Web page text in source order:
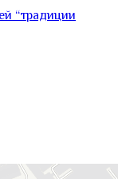
“традиции